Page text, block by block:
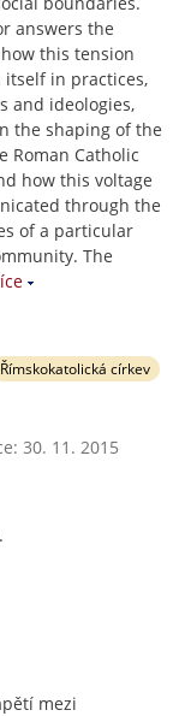
answers the
this tension
itself in practices,
and ideologies,
the shaping of the
Roman Catholic
how this voltage
through the
of a particular
The
Římskokatolická církev
30. 11. 2015
mezi